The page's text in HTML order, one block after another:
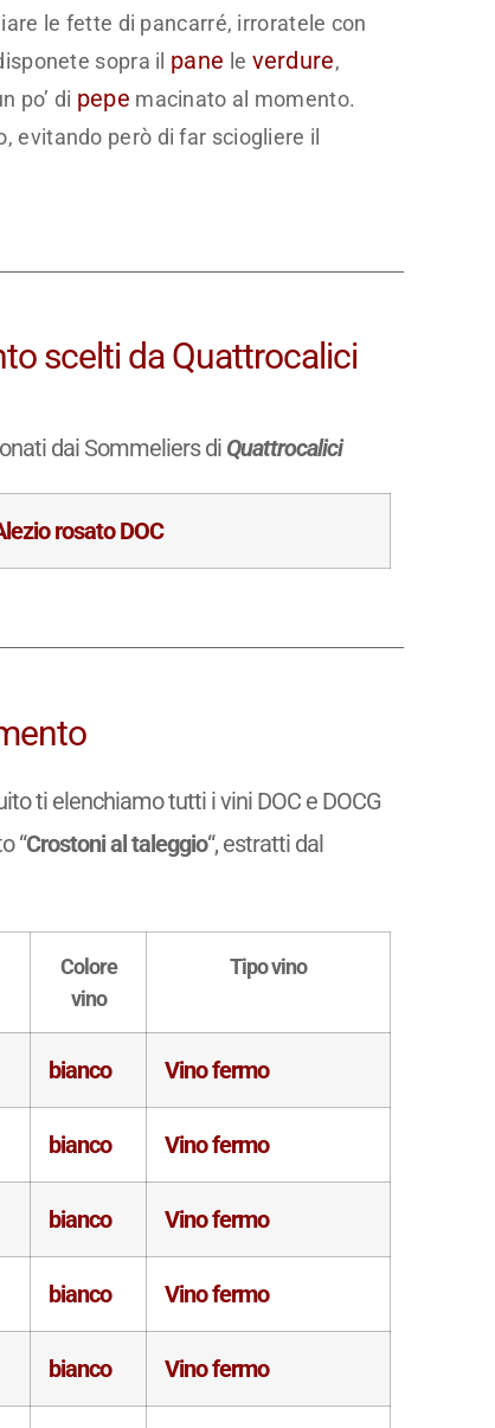
le fette di pancarré, irroratele con
sopra il pane le verdure,
po’ di pepe macinato al momento.
evitando però di far sciogliere il
scelti da Quattrocalici
dai Sommeliers di Quattrocalici
rosato DOC
ti elenchiamo tutti i vini DOC e DOCG
“Crostoni al taleggio“, estratti dal
Colore
vino
Tipo vino
bianco Vino fermo
bianco Vino fermo
bianco Vino fermo
bianco Vino fermo
bianco Vino fermo